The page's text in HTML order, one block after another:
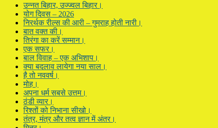
उन्नत बिहार, उज्ज्वल बिहार।
योग दिवस – 2026
निरर्थक रील्स की आरी – गुमराह होती नारी।
बात वक्त की।
तिरंगा का करें सम्मान।
एक सफर।
बाल विवाह – एक अभिशाप।
क्या बदलाव लायेगा नया साल।
है तो नववर्ष।
मोह।
अपना धर्म सबसे उत्तम।
ठंडी व्यार।
रिश्तों को निभाना सीखो।
तंत्र, मंत्र और तत्व ज्ञान में अंतर।